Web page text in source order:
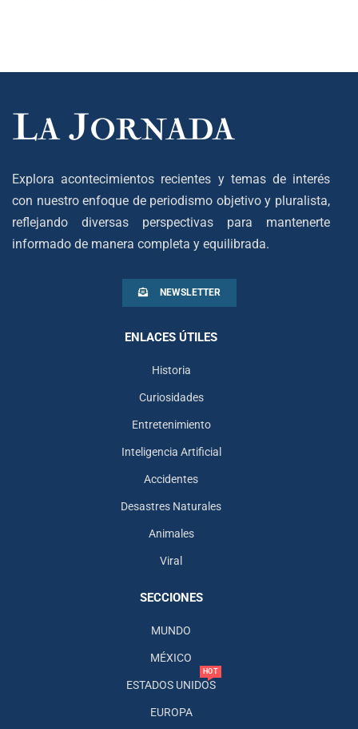
Explora acontecimientos recientes y temas de interés
con nuestro enfoque de periodismo objetivo y pluralista,
reflejando diversas perspectivas para mantenerte
informado de manera completa y equilibrada.
NEWSLETTER
ENLACES ÚTILES
Historia
Curiosidades
Entretenimiento
Inteligencia Artificial
Accidentes
Desastres Naturales
Animales
Viral
SECCIONES
MUNDO
MÉXICO
ESTADOS UNIDOS
HOT
EUROPA